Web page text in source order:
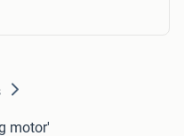
motor'